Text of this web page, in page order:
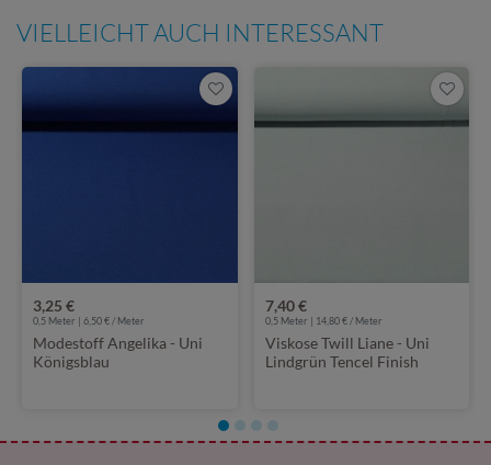
VIELLEICHT AUCH INTERESSANT
3,25 €
0,5 Meter | 6,50 € / Meter
Modestoff Angelika - Uni
Königsblau
7,40 €
0,5 Meter | 14,80 € / Meter
Viskose Twill Liane - Uni
Lindgrün Tencel Finish